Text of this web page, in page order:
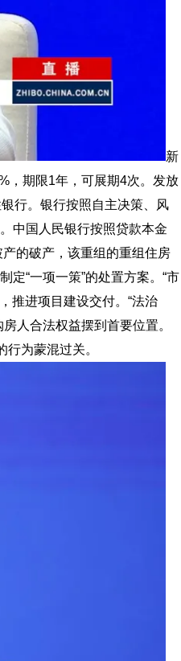
新
，期限1年，可展期4次。发放
行。银行按照自主决策、风
中国人民银行按照贷款本金
的破产，该重组的重组住房
“一项一策”的处置方案。“市
推进项目建设交付。 “法治
人合法权益摆到首要位置。
为蒙混过关。